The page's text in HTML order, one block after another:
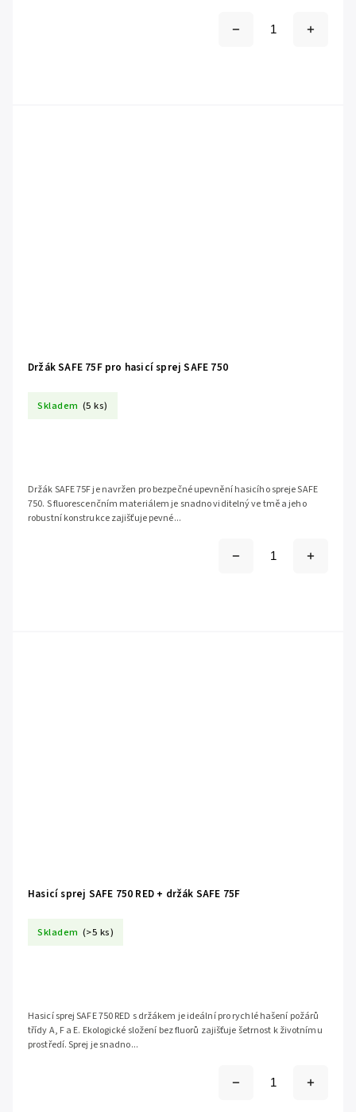
Držák SAFE 75F pro hasicí sprej SAFE 750
Skladem (5 ks)
Držák SAFE 75F je navržen pro bezpečné upevnění hasicího spreje SAFE
750. S fluorescenčním materiálem je snadno viditelný ve tmě a jeho
robustní konstrukce zajišťuje pevné...
Hasicí sprej SAFE 750 RED + držák SAFE 75F
Skladem (>5 ks)
Hasicí sprej SAFE 750 RED s držákem je ideální pro rychlé hašení požárů
třídy A, F a E. Ekologické složení bez fluorů zajišťuje šetrnost k životnímu
prostředí. Sprej je snadno...